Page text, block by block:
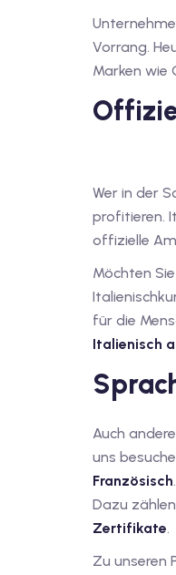
Vorrang.
Marken wie
Wer in der
profitieren.
offizielle
Möchten
für die
Italienisch
Auch
uns
Französisch
Dazu
Zertifikate.
Zu unseren